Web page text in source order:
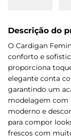
Descrição do
O Cardigan
conforto e
proporciona
elegante conta
garantindo um
modelagem com
moderno e
para compor
frescos com